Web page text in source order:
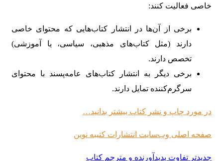
خاصی فعالیت کنند:
برخی از آن‌ها در انتشار کتاب‌هایی که محتوای خاصی
دارند (مثل کتاب‌های مذهبی، سیاسی، یا آموزشی)
تخصص دارند.
برخی دیگر به انتشار کتاب‌های عامه‌پسند با محتوای
سرگرم‌کننده تمایل دارند.
در مورد چاپ و نشر کتاب بیشتر بدانید…
صفحه اصلی وب‌سایت انتشارات کتیبه نوین
جدیدتر تفاوت پدیدآورنده و مترجم کتاب